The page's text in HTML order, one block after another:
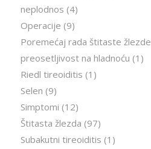
neplodnos (4)
Operacije (9)
Poremećaj rada štitaste žlezde
preosetljivost na hladnoću (1)
Riedl tireoiditis (1)
Selen (9)
Simptomi (12)
Štitasta žlezda (97)
Subakutni tireoiditis (1)